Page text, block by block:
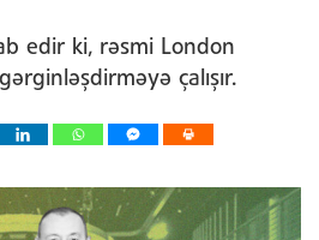
edir ki, rəsmi London
çalışır.